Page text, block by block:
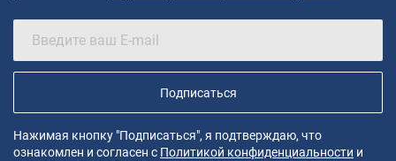
Подписаться
Нажимая кнопку "Подписаться", я подтверждаю, что
ознакомлен и согласен с Политикой конфиденциальности и